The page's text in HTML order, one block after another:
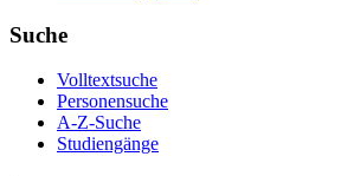
Suche
Volltextsuche
Personensuche
A-Z-Suche
Studiengänge